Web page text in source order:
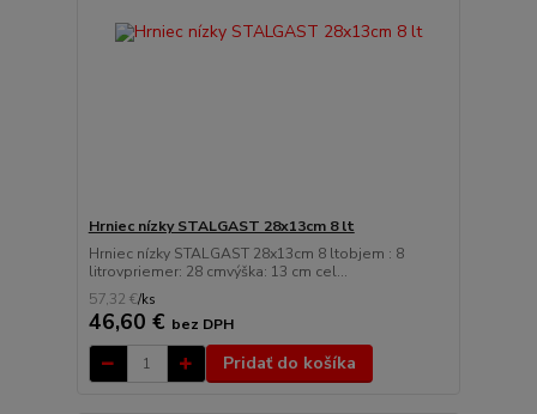
Hrniec nízky STALGAST 28x13cm 8 lt
Hrniec nízky STALGAST 28x13cm 8 ltobjem : 8
litrovpriemer: 28 cmvýška: 13 cm cel...
57,32 €/ks
46,60 € bez DPH
Pridať do košíka